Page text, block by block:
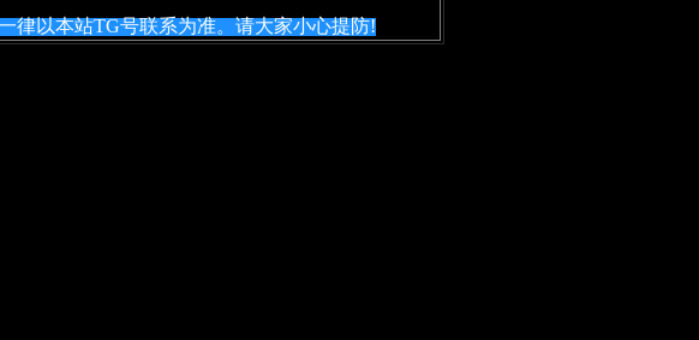
律以本站TG号联系为准。请大家小心提防!